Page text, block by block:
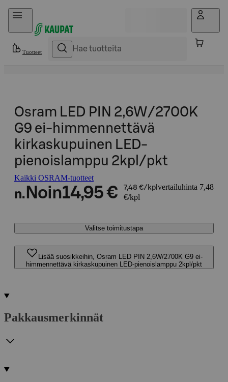
Hyppää sisältöön
Tuotteet
Osram LED PIN 2,6W/2700K
G9 ei-himmennettävä
kirkaskupuinen LED-
pienoislamppu 2kpl/pkt
Kaikki OSRAM-tuotteet
n. Noin14,95 € 7,48 €/kpl vertailuhinta 7,48
€/kpl
Valitse toimitustapa
Lisää suosikkeihin, Osram LED PIN 2,6W/2700K G9 ei-
himmennettävä kirkaskupuinen LED-pienoislamppu 2kpl/pkt
Pakkausmerkinnät